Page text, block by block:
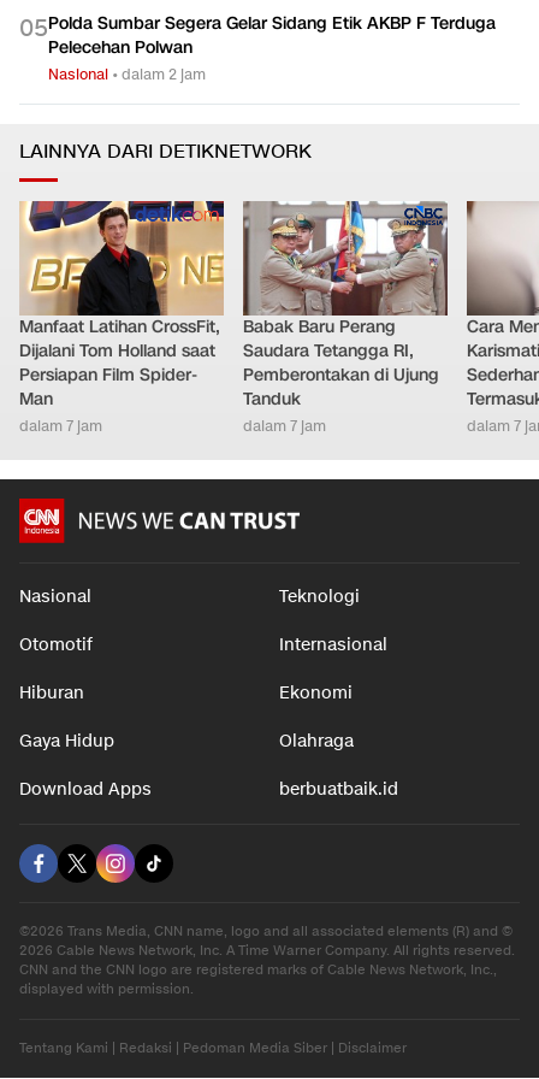
05Polda Sumbar Segera Gelar Sidang Etik AKBP F Terduga
Pelecehan Polwan
Nasional •dalam 2 jam
LAINNYA DARI DETIKNETWORK
Manfaat Latihan CrossFit,
Dijalani Tom Holland saat
Persiapan Film Spider-
Man
dalam 7 jam
Babak Baru Perang
Saudara Tetangga RI,
Pemberontakan di Ujung
Tanduk
dalam 7 jam
Cara
dalam 7
Nasional Teknologi
Otomotif Internasional
Hiburan Ekonomi
Gaya Hidup Olahraga
Download Apps berbuatbaik.id
©2026 Trans Media, CNN name, logo and all associated elements (R) and ©
2026 Cable News Network, Inc. A Time Warner Company. All rights reserved.
CNN and the CNN logo are registered marks of Cable News Network, Inc.,
displayed with permission.
Tentang Kami Redaksi Pedoman Media Siber Disclaimer